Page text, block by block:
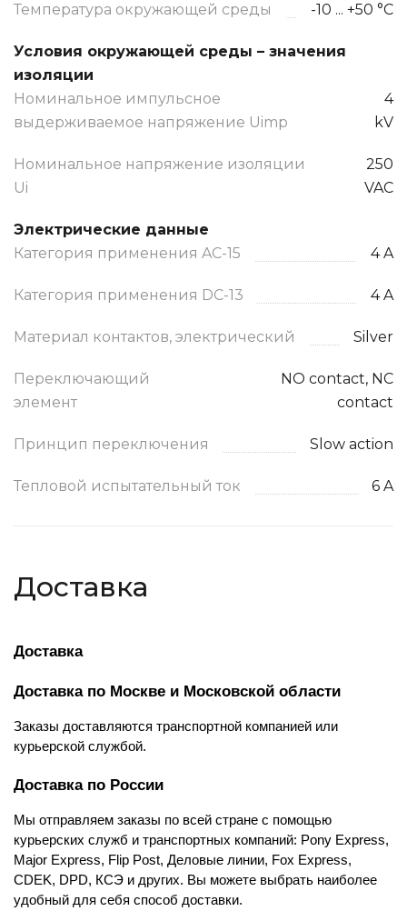
Температура окружающей среды -10 ... +50 °C
Условия окружающей среды – значения
изоляции
Номинальное импульсное
выдерживаемое напряжение Uimp
4
kV
Номинальное напряжение изоляции
Ui
250
VAC
Электрические данные
Категория применения AC-15
4 A
Категория применения DC-13 4 A
Материал контактов, электрический Silver
Переключающий
элемент
NO contact, NC
contact
Принцип переключения Slow action
Тепловой испытательный ток 6 A
Доставка
Доставка
Доставка по Москве и Московской области
Заказы доставляются транспортной компанией или
курьерской службой.
Доставка по России
Мы отправляем заказы по всей стране с помощью
курьерских служб и транспортных компаний: Pony Express,
Major Express, Flip Post, Деловые линии, Fox Express,
CDEK, DPD, КСЭ и других. Вы можете выбрать наиболее
удобный для себя способ доставки.